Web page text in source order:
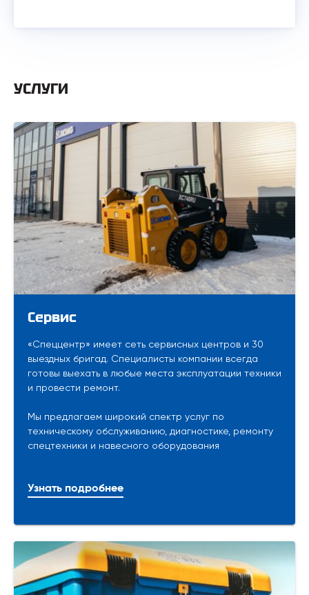
УСЛУГИ
Сервис
«Спеццентр» имеет сеть сервисных центров и 30
выездных бригад. Специалисты компании всегда
готовы выехать в любые места эксплуатации техники
и провести ремонт.
Мы предлагаем широкий спектр услуг по
техническому обслуживанию, диагностике, ремонту
спецтехники и навесного оборудования
Узнать подробнее